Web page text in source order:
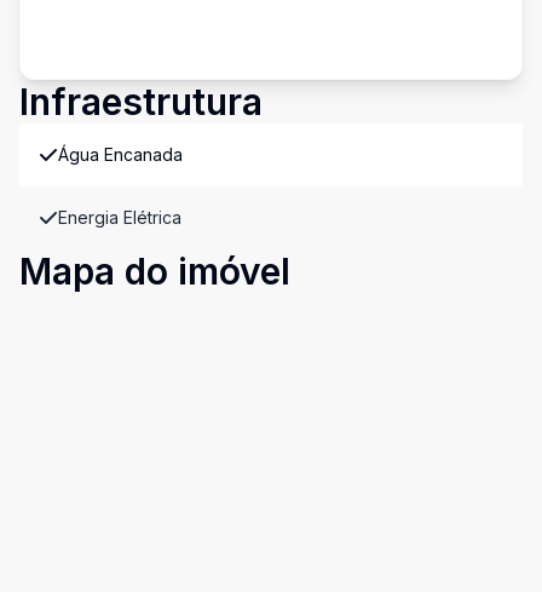
Infraestrutura
Água Encanada
Energia Elétrica
Mapa do imóvel